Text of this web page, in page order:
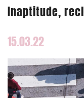
Inaptitude,
15.03.22